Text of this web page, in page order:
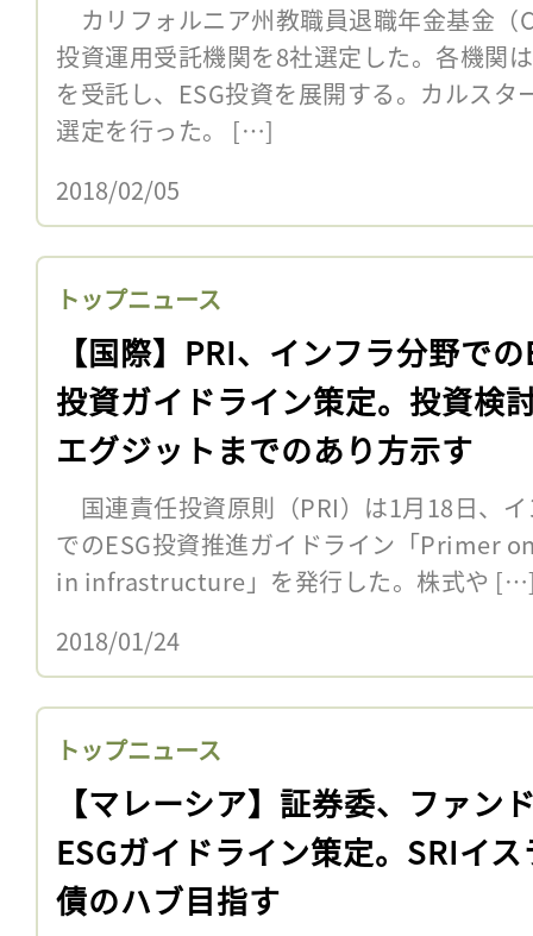
カリフォルニア州教職員退職年金基金（
投資運用受託機関を8社選定した。各機関
を受託し、ESG投資を展開する。カルス
選定を行った。 […]
2018/02/05
トップニュース
【国際】PRI、インフラ分野での
投資ガイドライン策定。投資検
エグジットまでのあり方示す
国連責任投資原則（PRI）は1月18日、
でのESG投資推進ガイドライン「Primer
in infrastructure」を発行した。株式や
2018/01/24
トップニュース
【マレーシア】証券委、ファン
ESGガイドライン策定。SRIイス
債のハブ目指す